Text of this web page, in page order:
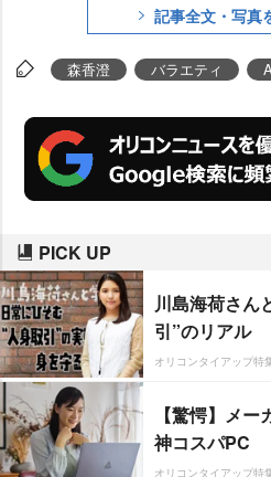
記事全文・写真
森香澄 バラエティ
PICK UP
川島海荷さん
引”のリアル
オリコンタイアップ特
【驚愕】メ
神コスパPC
オリコンタイアップ特